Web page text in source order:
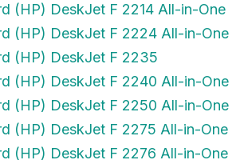
(HP) DeskJet F 2214 All-in-One
(HP) DeskJet F 2224 All-in-One
(HP) DeskJet F 2235
(HP) DeskJet F 2240 All-in-One
(HP) DeskJet F 2250 All-in-One
(HP) DeskJet F 2275 All-in-One
(HP) DeskJet F 2276 All-in-One